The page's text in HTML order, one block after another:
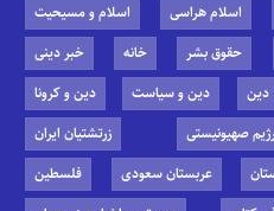
اسلام هراسی
اسلام و مسیحیت
حقوق بشر خانه
خبر دینی
دین دین و سیاست
دین و کرونا
رژیم صهیونیستی
زرتشتیان ایران
عربستان سعودی
فلسطین